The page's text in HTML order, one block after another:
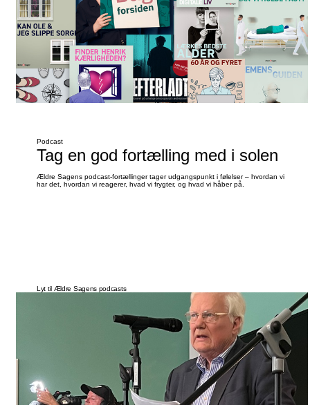
Podcast
Tag en god fortælling med i solen
Ældre Sagens podcast-fortællinger tager udgangspunkt i følelser – hvordan vi
har det, hvordan vi reagerer, hvad vi frygter, og hvad vi håber på.
Lyt til Ældre Sagens podcasts